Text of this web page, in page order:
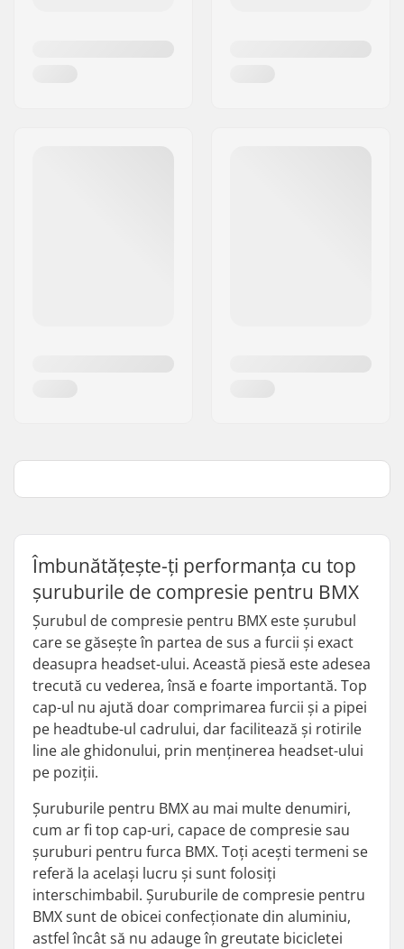
Îmbunătățește-ți performanța cu top
șuruburile de compresie pentru BMX
Șurubul de compresie pentru BMX este șurubul
care se găsește în partea de sus a furcii și exact
deasupra headset-ului. Această piesă este adesea
trecută cu vederea, însă e foarte importantă. Top
cap-ul nu ajută doar comprimarea furcii și a pipei
pe headtube-ul cadrului, dar facilitează și rotirile
line ale ghidonului, prin menținerea headset-ului
pe poziții.
Șuruburile pentru BMX au mai multe denumiri,
cum ar fi top cap-uri, capace de compresie sau
șuruburi pentru furca BMX. Toți acești termeni se
referă la același lucru și sunt folosiți
interschimbabil. Șuruburile de compresie pentru
BMX sunt de obicei confecționate din aluminiu,
astfel încât să nu adauge în greutate bicicletei